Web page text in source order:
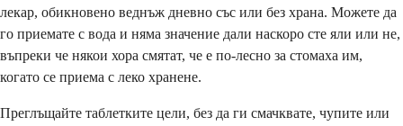
лекар, обикновено веднъж дневно със или без храна. Можете да
го приемате с вода и няма значение дали наскоро сте яли или не,
въпреки че някои хора смятат, че е по-лесно за стомаха им,
когато се приема с леко хранене.
Преглъщайте таблетките цели, без да ги смачквате, чупите или